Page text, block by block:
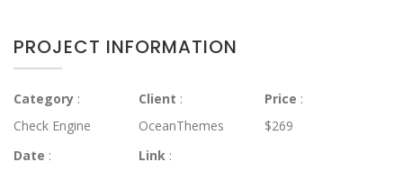
PROJECT INFORMATION
Category :
Check Engine
Client :
OceanThemes
Price :
$269
Date :
Link :